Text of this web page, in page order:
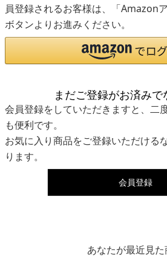
員登録されるお客様は、「Amazon
ボタンよりお進みください。
まだご登録がお済みで
会員登録をしていただきますと、二
も便利です。
お気に入り商品をご登録いただける
ります。
会員登録
あなたが最近見た